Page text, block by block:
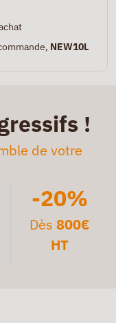
NEW10L
!
de votre
-20%
Dès 800€
HT